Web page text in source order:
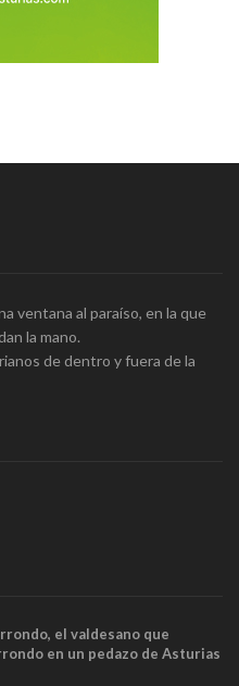
ventana al paraíso, en la que
la mano.
de dentro y fuera de la
el valdesano que
en un pedazo de Asturias